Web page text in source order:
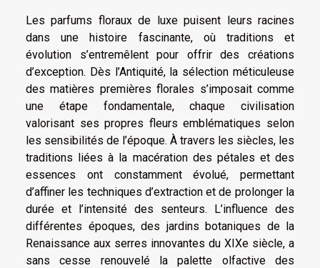
Les parfums floraux de luxe puisent leurs racines
dans une histoire fascinante, où traditions et
évolution s’entremêlent pour offrir des créations
d’exception. Dès l’Antiquité, la sélection méticuleuse
des matières premières florales s’imposait comme
une étape fondamentale, chaque civilisation
valorisant ses propres fleurs emblématiques selon
les sensibilités de l’époque. À travers les siècles, les
traditions liées à la macération des pétales et des
essences ont constamment évolué, permettant
d’affiner les techniques d’extraction et de prolonger la
durée et l’intensité des senteurs. L’influence des
différentes époques, des jardins botaniques de la
Renaissance aux serres innovantes du XIXe siècle, a
sans cesse renouvelé la palette olfactive des